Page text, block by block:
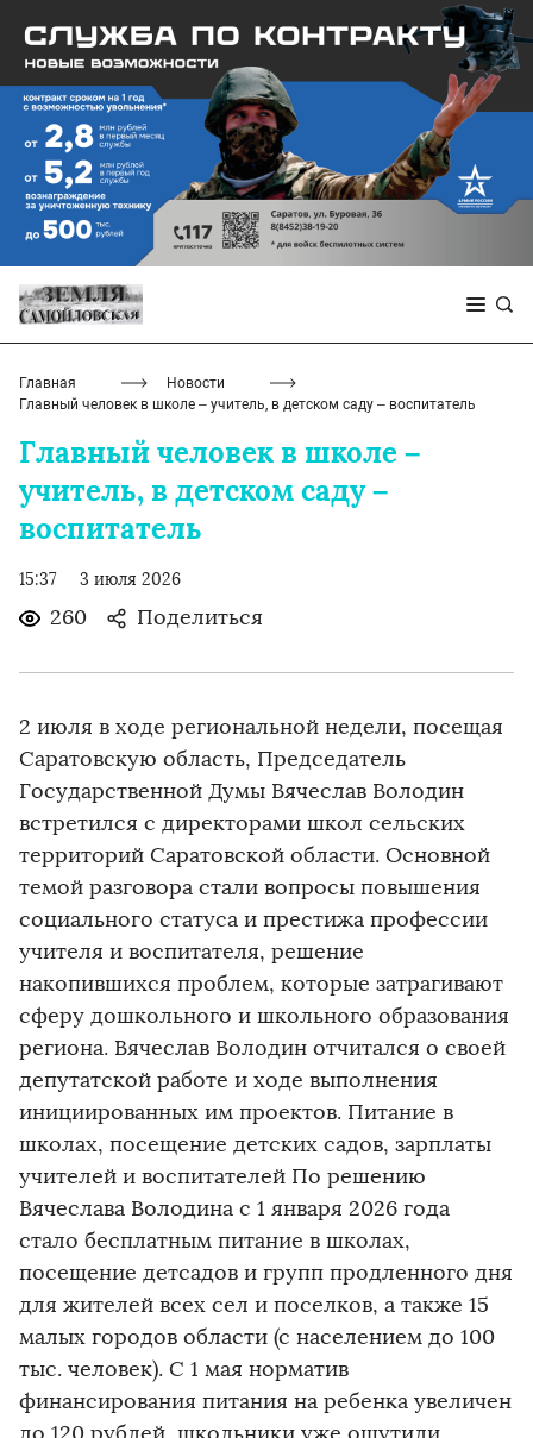
Главная
Новости
Главный человек в школе – учитель, в детском саду – воспитатель
Главный человек в школе –
учитель, в детском саду –
воспитатель
15:37 3 июля 2026
260 Поделиться
2 июля в ходе региональной недели, посещая
Саратовскую область, Председатель
Государственной Думы Вячеслав Володин
встретился с директорами школ сельских
территорий Саратовской области. Основной
темой разговора стали вопросы повышения
социального статуса и престижа профессии
учителя и воспитателя, решение
накопившихся проблем, которые затрагивают
сферу дошкольного и школьного образования
региона. Вячеслав Володин отчитался о своей
депутатской работе и ходе выполнения
инициированных им проектов. Питание в
школах, посещение детских садов, зарплаты
учителей и воспитателей По решению
Вячеслава Володина с 1 января 2026 года
стало бесплатным питание в школах,
посещение детсадов и групп продленного дня
для жителей всех сел и поселков, а также 15
малых городов области (с населением до 100
тыс. человек). С 1 мая норматив
финансирования питания на ребенка увеличен